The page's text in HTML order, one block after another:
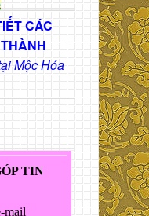
CÁC
Mộc Hóa
TIN
mail